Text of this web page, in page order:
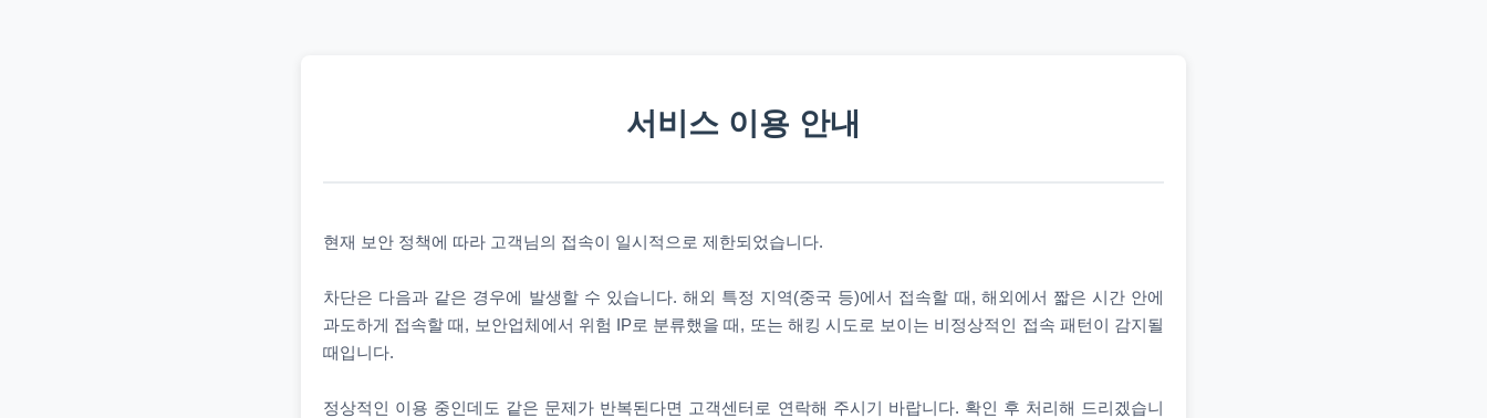
서비스 이용 안내
현재 보안 정책에 따라 고객님의 접속이 일시적으로 제한되었습니다.
차단은 다음과 같은 경우에 발생할 수 있습니다. 해외 특정 지역(중국 등)에서 접속할 때, 해외에서 짧은 시간 안에
과도하게 접속할 때, 보안업체에서 위험 IP로 분류했을 때, 또는 해킹 시도로 보이는 비정상적인 접속 패턴이 감지될
때입니다.
정상적인 이용 중인데도 같은 문제가 반복된다면 고객센터로 연락해 주시기 바랍니다. 확인 후 처리해 드리겠습니